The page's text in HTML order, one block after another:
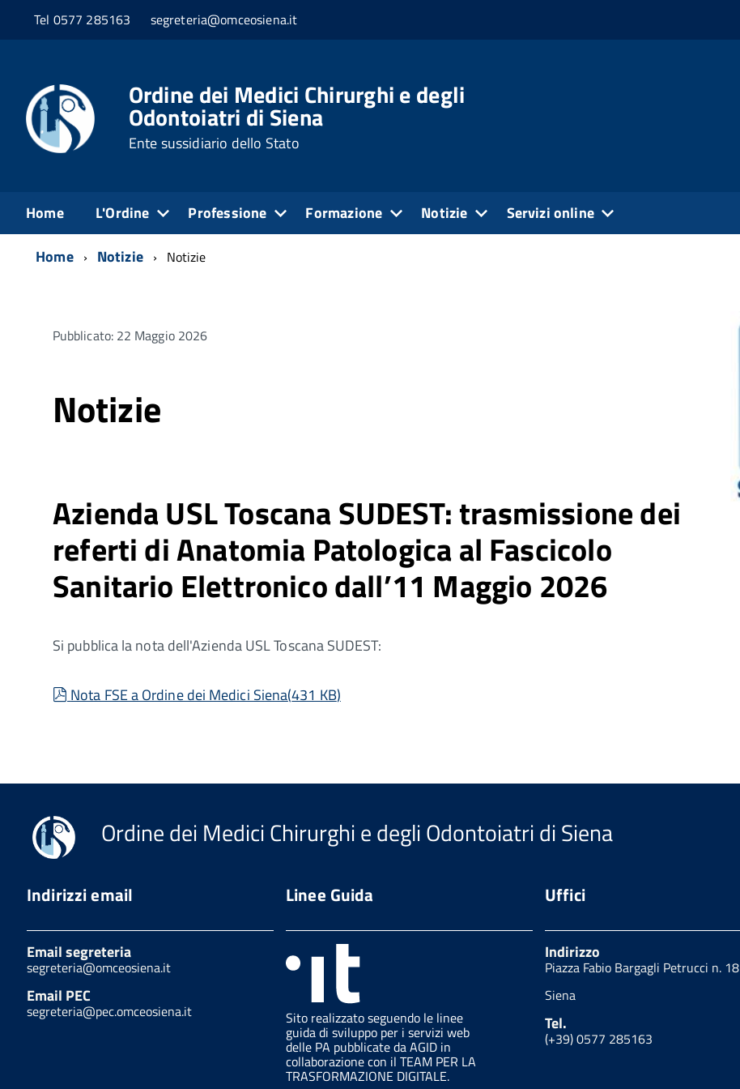
Tel 0577 285163 segreteria@omceosiena.it
Ordine dei Medici Chirurghi e degli
Odontoiatri di Siena
Ente sussidiario dello Stato
Home L'Ordine Professione Formazione Notizie Servizi online
Home Notizie Notizie
Pubblicato: 22 Maggio 2026
Notizie
Azienda USL Toscana SUDEST: trasmissione dei
referti di Anatomia Patologica al Fascicolo
Sanitario Elettronico dall’11 Maggio 2026
Si pubblica la nota dell'Azienda USL Toscana SUDEST:
pdf
Nota FSE a Ordine dei Medici Siena(431 KB)
Ordine dei Medici Chirurghi e degli Odontoiatri di Siena
Indirizzi email
Email segreteria
segreteria@omceosiena.it
Email PEC
segreteria@pec.omceosiena.it
Linee Guida
Sito realizzato seguendo le linee
guida di sviluppo per i servizi web
delle PA pubblicate da AGID in
collaborazione con il TEAM PER LA
TRASFORMAZIONE DIGITALE.
Uffici
Indirizzo
Piazza Fabio Bargagli Petrucci n. 18
Siena
Tel.
(+39) 0577 285163